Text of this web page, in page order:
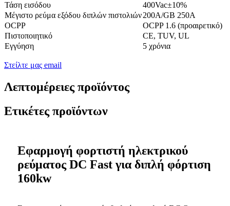
Τάση εισόδου
400Vac±10%
Μέγιστο ρεύμα εξόδου διπλών πιστολιών200A/GB 250A
OCPP
OCPP 1.6 (προαιρετικό)
Πιστοποιητικό
CE, TUV, UL
Εγγύηση
5 χρόνια
Στείλτε μας email
Λεπτομέρειες προϊόντος
Ετικέτες προϊόντων
Εφαρμογή φορτιστή ηλεκτρικού
ρεύματος DC Fast για διπλή φόρτιση
160kw